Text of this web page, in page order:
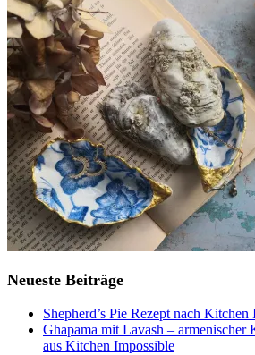
Neueste Beiträge
Shepherd’s Pie Rezept nach Kitchen
Ghapama mit Lavash –
aus Kitchen Impossible